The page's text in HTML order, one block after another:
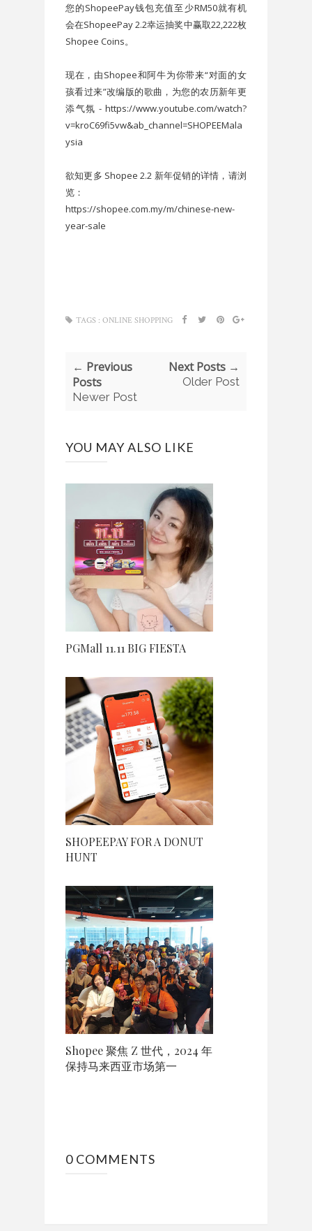
您的ShopeePay钱包充值至少RM50就有机
会在ShopeePay 2.2幸运抽奖中赢取22,222枚
Shopee Coins。
现在，由Shopee和阿牛为你带来“对面的女
孩看过来”改编版的歌曲，为您的农历新年更
添气氛 - https://www.youtube.com/watch?
v=kroC69fi5vw&ab_channel=SHOPEEMala
ysia
欲知更多 Shopee 2.2 新年促销的详情，请浏
览：
https://shopee.com.my/m/chinese-new-
year-sale
TAGS : ONLINE SHOPPING
← Previous
Posts
Newer Post
Next Posts →
Older Post
YOU MAY ALSO LIKE
PGMall 11.11 BIG FIESTA
SHOPEEPAY FOR A DONUT
HUNT
Shopee 聚焦 Z 世代，2024 年
保持马来西亚市场第一
0 COMMENTS